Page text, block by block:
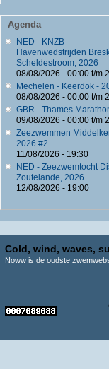
Agenda
NED - KNZB -
Havenwedstrijden
Scheldestroom, 2026
08/08/2026 - 00:00t/m
Mechelen - Keerdok -
08/08/2026 - 00:00t/m
GBR - Thames
09/08/2026 - 00:00t/m
Zeezwemmen
2026 #2
11/08/2026 - 19:30
NED - Zeezwemtocht
Zoutelande, 2026
12/08/2026 - 19:00
Cold, wind, waves,
Noww is de oudste